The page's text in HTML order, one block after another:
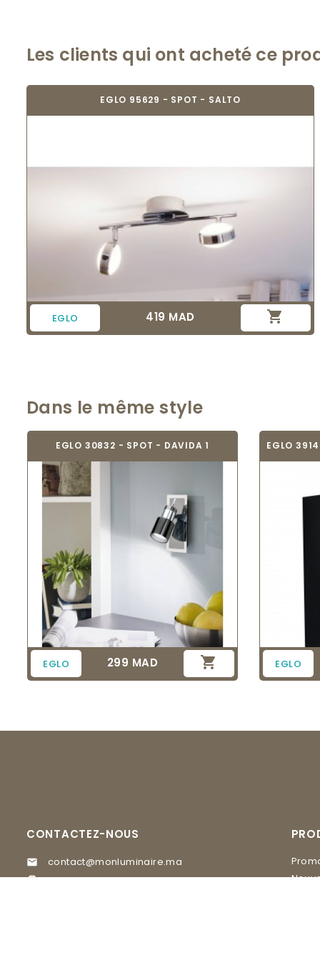
Les clients qui ont acheté ce
EGLO 95629 - SPOT - SALTO
EGLO Prix
419 MAD 
Dans le même style
EGLO 30832 - SPOT - DAVIDA 1
EGLO Prix
299 MAD  EGLO
CONTACTEZ-NOUS
 contact@monluminaire.ma

05 37 67 02 62